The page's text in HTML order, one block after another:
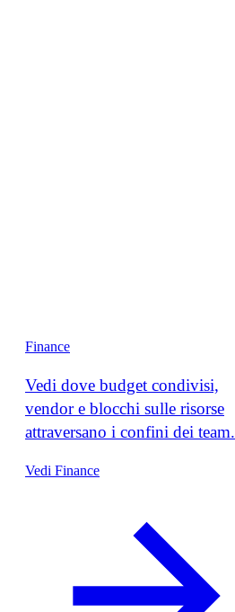
Finance
Vedi dove budget condivisi,
vendor e blocchi sulle risorse
attraversano i confini dei team.
Vedi Finance